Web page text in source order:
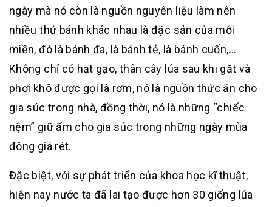
ngày mà nó còn là nguồn nguyên liệu làm nên
nhiều thứ bánh khác nhau là đặc sản của mỗi
miền, đó là bánh đa, là bánh tẻ, là bánh cuốn,…
Không chỉ có hạt gạo, thân cây lúa sau khi gặt và
phơi khô được gọi là rơm, nó là nguồn thức ăn cho
gia súc trong nhà, đồng thời, nó là những “chiếc
nệm” giữ ấm cho gia súc trong những ngày mùa
đông giá rét.
Đặc biệt, với sự phát triển của khoa học kĩ thuật,
hiện nay nước ta đã lai tạo được hơn 30 giống lúa